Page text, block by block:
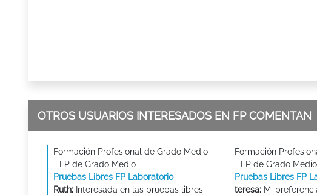
OTROS USUARIOS INTERESADOS EN FP COMENTAN
Formación Profesional de Grado Medio
- FP de Grado Medio
Pruebas Libres FP Laboratorio
Ruth: Interesada en las pruebas libres
Formación
- FP de Grado Medio
Pruebas Libres FP
teresa: Mi